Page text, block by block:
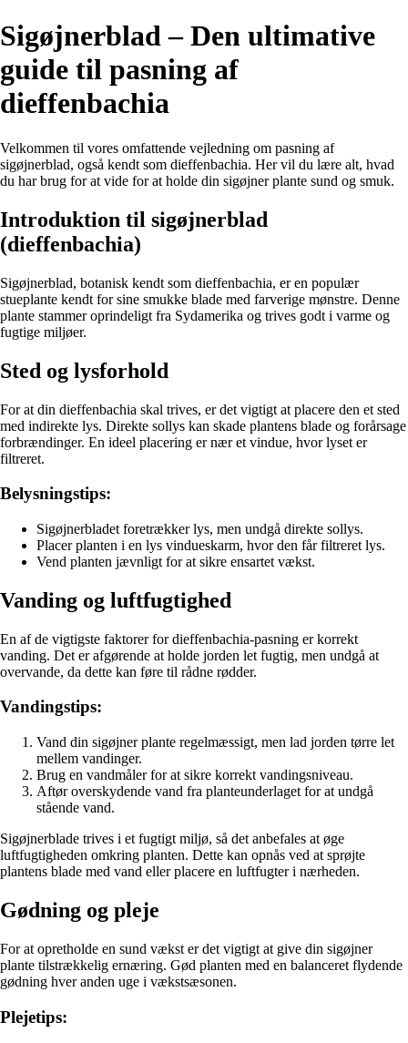
Sigøjnerblad – Den ultimative
guide til pasning af
dieffenbachia
Velkommen til vores omfattende vejledning om pasning af
sigøjnerblad, også kendt som dieffenbachia. Her vil du lære alt, hvad
du har brug for at vide for at holde din sigøjner plante sund og smuk.
Introduktion til sigøjnerblad
(dieffenbachia)
Sigøjnerblad, botanisk kendt som dieffenbachia, er en populær
stueplante kendt for sine smukke blade med farverige mønstre. Denne
plante stammer oprindeligt fra Sydamerika og trives godt i varme og
fugtige miljøer.
Sted og lysforhold
For at din dieffenbachia skal trives, er det vigtigt at placere den et sted
med indirekte lys. Direkte sollys kan skade plantens blade og forårsage
forbrændinger. En ideel placering er nær et vindue, hvor lyset er
filtreret.
Belysningstips:
Sigøjnerbladet foretrækker lys, men undgå direkte sollys.
Placer planten i en lys vindueskarm, hvor den får filtreret lys.
Vend planten jævnligt for at sikre ensartet vækst.
Vanding og luftfugtighed
En af de vigtigste faktorer for dieffenbachia-pasning er korrekt
vanding. Det er afgørende at holde jorden let fugtig, men undgå at
overvande, da dette kan føre til rådne rødder.
Vandingstips:
Vand din sigøjner plante regelmæssigt, men lad jorden tørre let
mellem vandinger.
Brug en vandmåler for at sikre korrekt vandingsniveau.
Aftør overskydende vand fra planteunderlaget for at undgå
stående vand.
Sigøjnerblade trives i et fugtigt miljø, så det anbefales at øge
luftfugtigheden omkring planten. Dette kan opnås ved at sprøjte
plantens blade med vand eller placere en luftfugter i nærheden.
Gødning og pleje
For at opretholde en sund vækst er det vigtigt at give din sigøjner
plante tilstrækkelig ernæring. Gød planten med en balanceret flydende
gødning hver anden uge i vækstsæsonen.
Plejetips: